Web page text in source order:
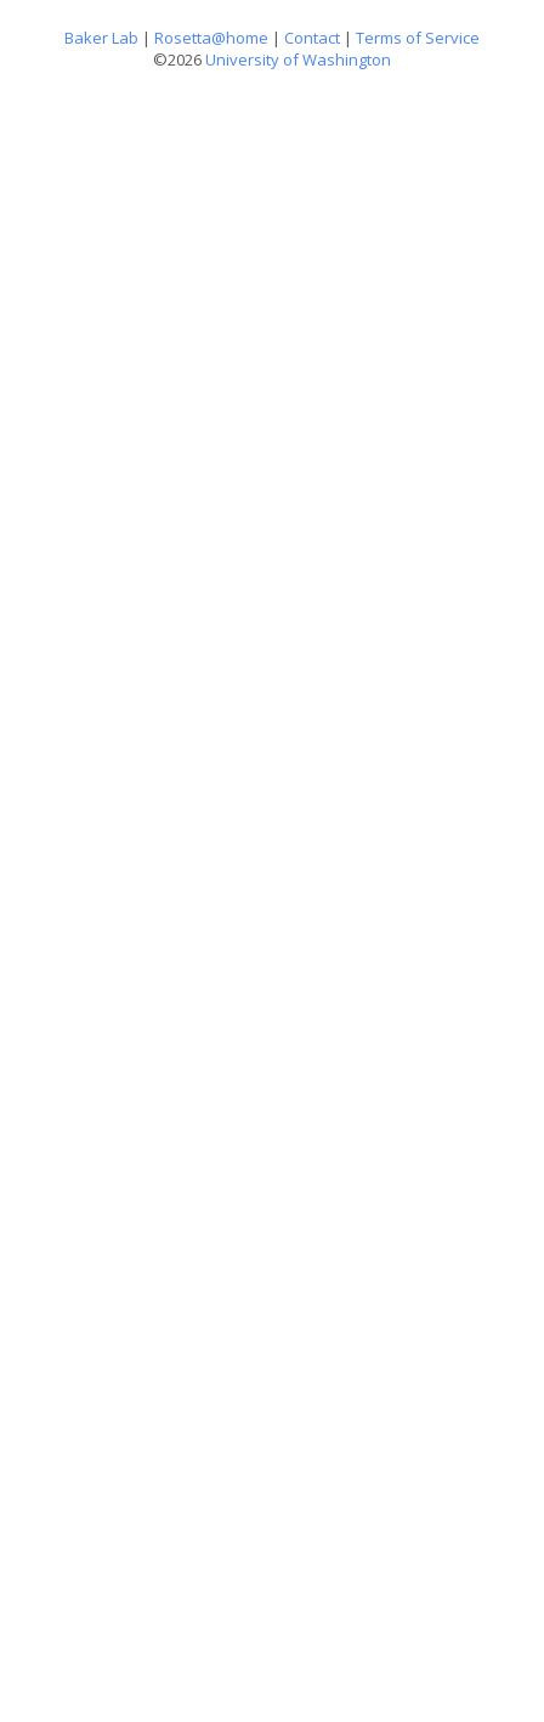
Baker Lab | Rosetta@home | Contact | Terms of Service
©2026University of Washington